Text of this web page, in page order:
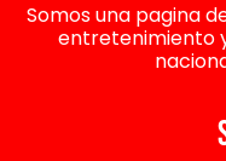
Somos una pagina
entretenimiento